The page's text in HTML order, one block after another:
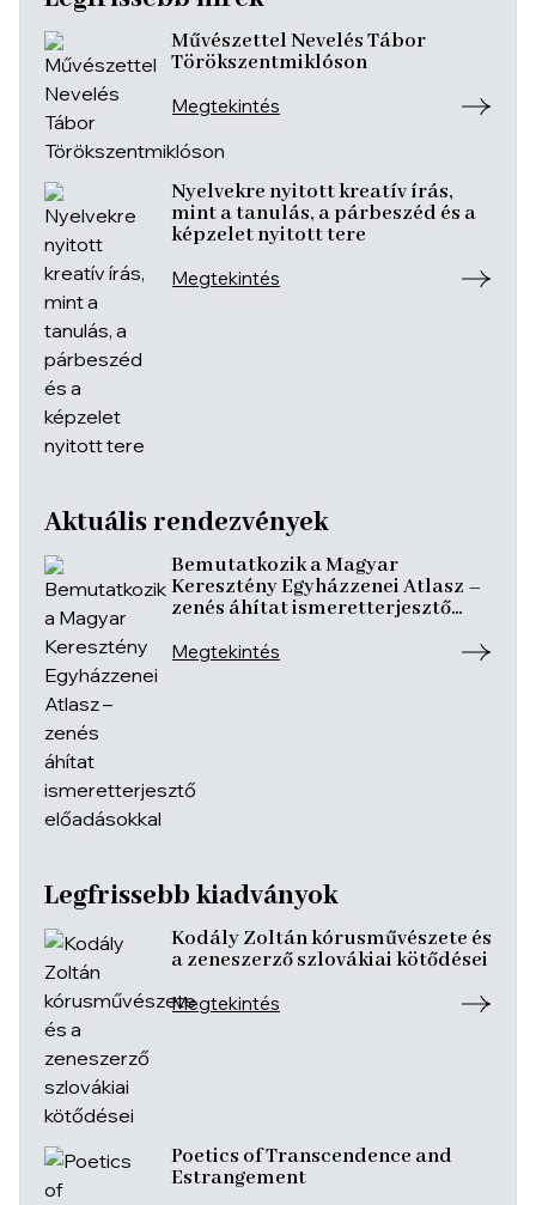
Művészettel Nevelés Tábor
Törökszentmiklóson
Megtekintés
Nyelvekre nyitott kreatív írás,
mint a tanulás, a párbeszéd és a
képzelet nyitott tere
Megtekintés
Aktuális rendezvények
Bemutatkozik a Magyar
Keresztény Egyházzenei Atlasz –
zenés áhítat ismeretterjesztő
Megtekintés
Legfrissebb kiadványok
Kodály Zoltán kórusművészete és
a zeneszerző szlovákiai kötődései
Megtekintés
Poetics of Transcendence and
Estrangement